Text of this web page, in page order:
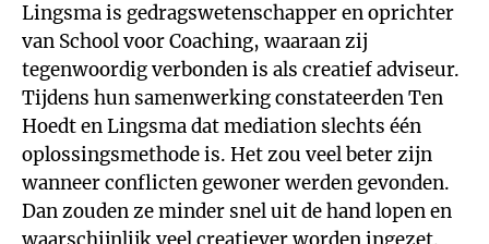
Lingsma is gedragswetenschapper en oprichter
van School voor Coaching, waaraan zij
tegenwoordig verbonden is als creatief adviseur.
Tijdens hun samenwerking constateerden Ten
Hoedt en Lingsma dat mediation slechts één
oplossingsmethode is. Het zou veel beter zijn
wanneer conflicten gewoner werden gevonden.
Dan zouden ze minder snel uit de hand lopen en